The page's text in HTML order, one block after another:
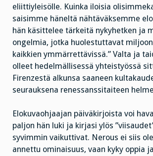
eliittiyleisölle. Kuinka iloisia
saisimme häneltä nähtäväksemme
hän käsittelee tärkeitä nykyhetken ja
ongelmia, jotka huolestuttavat
kaikkien ymmärrettävissä.” Valta ja
olleet hedelmällisessä yhteistyössä
Firenzestä alkunsa saaneen
seurauksena renessanssitaiteen
Elokuvaohjaajan päiväkirjoista voi
paljon hän luki ja kirjasi ylös
syvimmin vaikuttivat. Nerous ei siis
annettu ominaisuus, vaan kyky oppia